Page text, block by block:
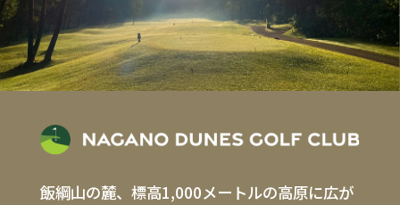
飯綱山の麓、標高1,000メートルの高原に広が